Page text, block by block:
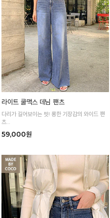
라이트 쿨맥스 데님 팬츠
다리가 길어보이는 핏! 롱한 기장감의 와이드 팬
츠
워싱 포인트로 밋밋해 보이는 코디에 스타일 업!
59,000원